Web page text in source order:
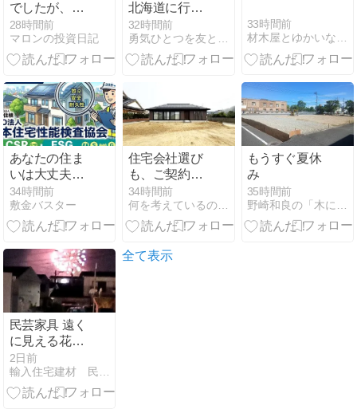
でしたが、個
人事業主で毎
日が日曜日
28時間前
マロンの投資日記
北海道に行き
ました
32時間前
33時間前
材木屋とゆかいな仲間
あなたの住ま
いは大丈夫？
専門家が教え
る「NPO法人
日本住宅性能
式YouTubeCH
34時間前
敷金バスター
住宅会社選び
も、ご契約〜
完成までも、
長い旅・・・
最後は笑顔♪
34時間前
何を考えているの！？松下社長
もうすぐ夏休
み
35時間前
民芸家具 遠く
に見える花火
スマホの写真
2日前
全て表示